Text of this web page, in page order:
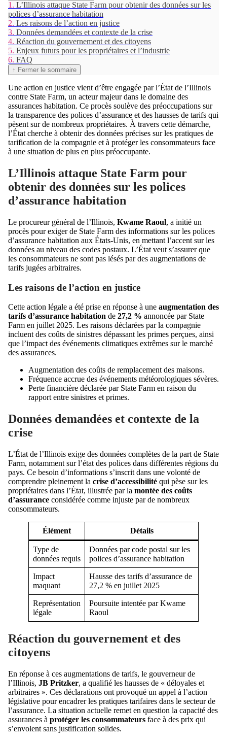
1. L’Illinois attaque State Farm pour obtenir des données sur les
polices d’assurance habitation
2. Les raisons de l’action en justice
3. Données demandées et contexte de la crise
4. Réaction du gouvernement et des citoyens
5. Enjeux futurs pour les propriétaires et l’industrie
6. FAQ
↑ Fermer le sommaire
Une action en justice vient d’être engagée par l’État de l’Illinois
contre State Farm, un acteur majeur dans le domaine des
assurances habitation. Ce procès soulève des préoccupations sur
la transparence des polices d’assurance et des hausses de tarifs qui
pèsent sur de nombreux propriétaires. À travers cette démarche,
l’État cherche à obtenir des données précises sur les pratiques de
tarification de la compagnie et à protéger les consommateurs face
à une situation de plus en plus préoccupante.
L’Illinois attaque State Farm pour
obtenir des données sur les polices
d’assurance habitation
Le procureur général de l’Illinois, Kwame Raoul, a initié un
procès pour exiger de State Farm des informations sur les polices
d’assurance habitation aux États-Unis, en mettant l’accent sur les
données au niveau des codes postaux. L’État veut s’assurer que
les consommateurs ne sont pas lésés par des augmentations de
tarifs jugées arbitraires.
Les raisons de l’action en justice
Cette action légale a été prise en réponse à une augmentation des
tarifs d’assurance habitation de 27,2 % annoncée par State
Farm en juillet 2025. Les raisons déclarées par la compagnie
incluent des coûts de sinistres dépassant les primes perçues, ainsi
que l’impact des événements climatiques extrêmes sur le marché
des assurances.
Augmentation des coûts de remplacement des maisons.
Fréquence accrue des événements météorologiques sévères.
Perte financière déclarée par State Farm en raison du
rapport entre sinistres et primes.
Données demandées et contexte de la
crise
L’État de l’Illinois exige des données complètes de la part de State
Farm, notamment sur l’état des polices dans différentes régions du
pays. Ce besoin d’informations s’inscrit dans une volonté de
comprendre pleinement la crise d’accessibilité qui pèse sur les
propriétaires dans l’État, illustrée par la montée des coûts
d’assurance considérée comme injuste par de nombreux
consommateurs.
Élément Détails
Type de
données requis
Données par code postal sur les
polices d’assurance habitation
Impact
maquant
Hausse des tarifs d’assurance de
27,2 % en juillet 2025
Représentation
légale
Poursuite intentée par Kwame
Raoul
Réaction du gouvernement et des
citoyens
En réponse à ces augmentations de tarifs, le gouverneur de
l’Illinois, JB Pritzker, a qualifié les hausses de « déloyales et
arbitraires ». Ces déclarations ont provoqué un appel à l’action
législative pour encadrer les pratiques tarifaires dans le secteur de
l’assurance. La situation actuelle remet en question la capacité des
assurances à protéger les consommateurs face à des prix qui
s’envolent sans justification solides.